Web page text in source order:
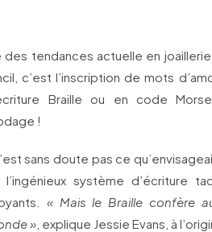
des tendances actuelle en
c’est l’inscription de mots
Braille ou en code
!
sans doute pas ce
l’ingénieux système d’écriture
« Mais le Braille confère
» , explique Jessie Evans, à